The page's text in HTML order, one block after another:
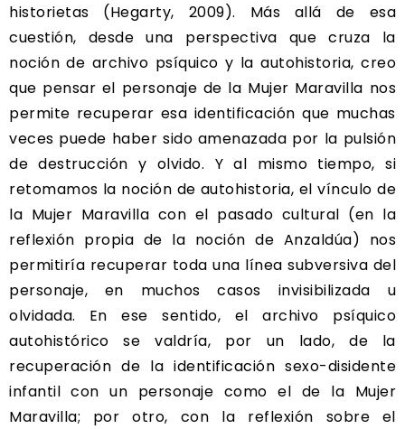
historietas (Hegarty, 2009). Más allá de esa
cuestión, desde una perspectiva que cruza la
noción de archivo psíquico y la autohistoria, creo
que pensar el personaje de la Mujer Maravilla nos
permite recuperar esa identificación que muchas
veces puede haber sido amenazada por la pulsión
de destrucción y olvido. Y al mismo tiempo, si
retomamos la noción de autohistoria, el vínculo de
la Mujer Maravilla con el pasado cultural (en la
reflexión propia de la noción de Anzaldúa) nos
permitiría recuperar toda una línea subversiva del
personaje, en muchos casos invisibilizada u
olvidada. En ese sentido, el archivo psíquico
autohistórico se valdría, por un lado, de la
recuperación de la identificación sexo-disidente
infantil con un personaje como el de la Mujer
Maravilla; por otro, con la reflexión sobre el